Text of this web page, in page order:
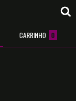
CARRINHO 0